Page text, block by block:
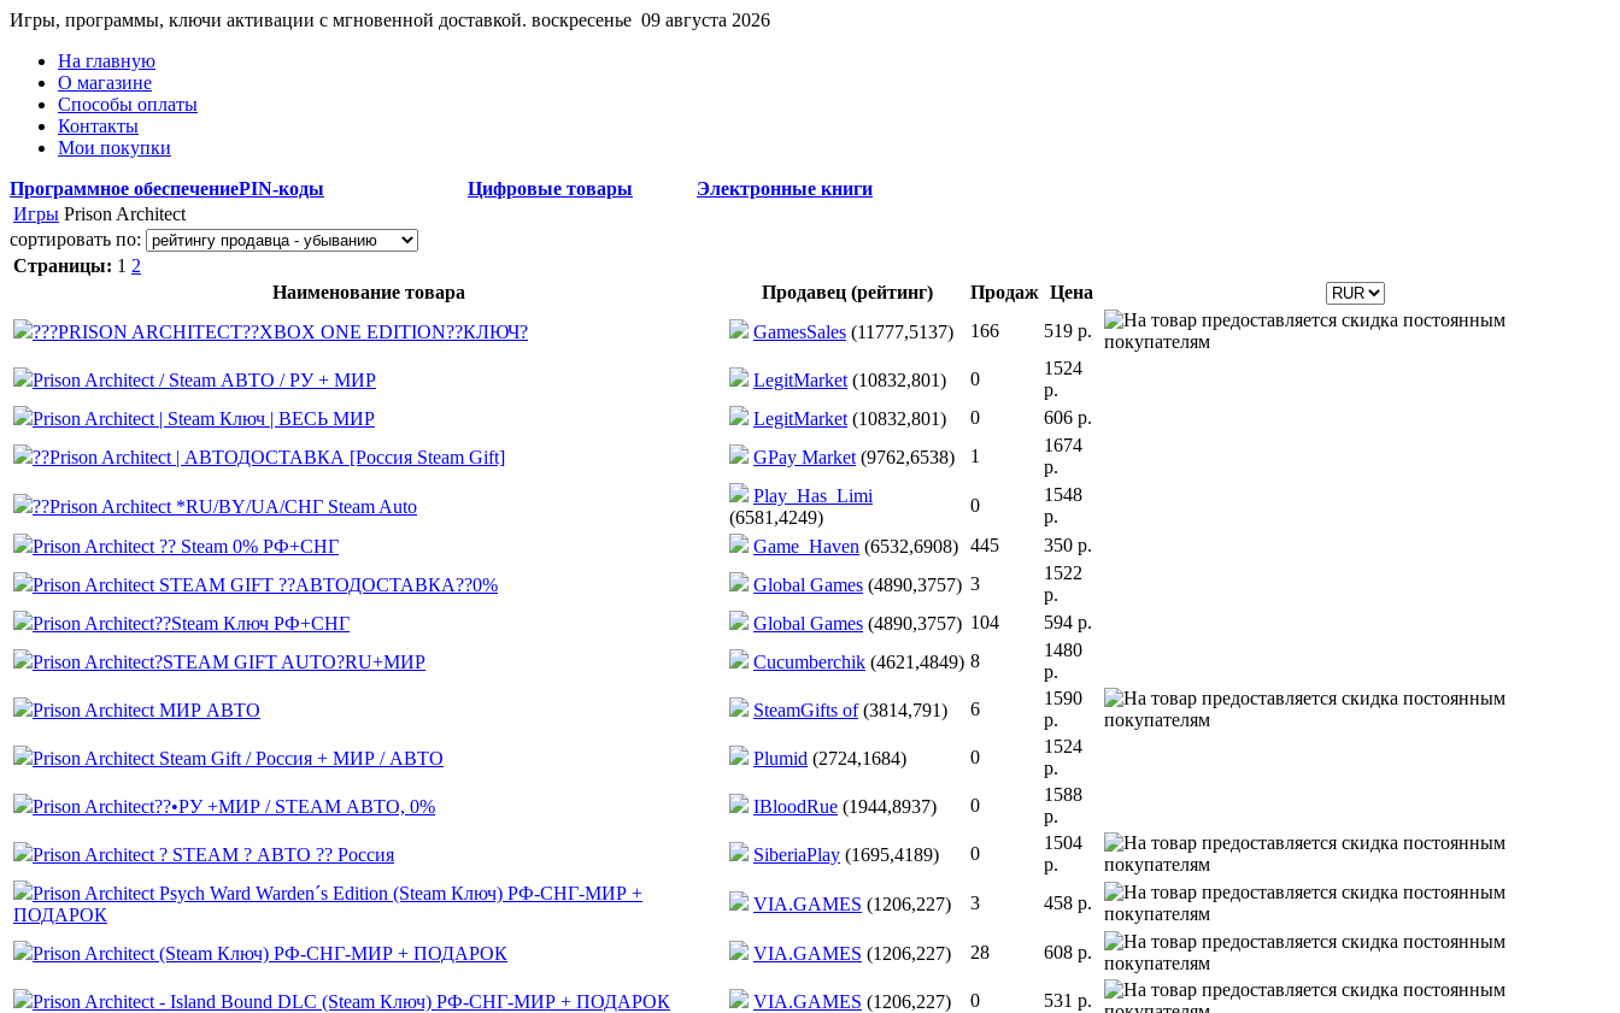
Игры, программы, ключи активации с мгновенной доставкой. воскресенье 09 августа 2026
На главную
О магазине
Способы оплаты
Контакты
Мои покупки
Программное обеспечениеPIN-коды Цифровые товары
Электронные книги
Игры Prison Architect
сортировать по:
Страницы: 1 2
Наименование товара
Продавец (рейтинг) Продаж Цена
???PRISON ARCHITECT??XBOX ONE EDITION??КЛЮЧ?
GamesSales (11777,5137) 166 519 р.
Prison Architect / Steam АВТО / РУ + МИР LegitMarket (10832,801) 0
1524
р.
Prison Architect | Steam Ключ | ВЕСЬ МИР
LegitMarket (10832,801) 0
606 р.
??Prison Architect | АВТОДОСТАВКА [Россия Steam Gift]
GPay Market (9762,6538) 1
1674
р.
??Prison Architect *RU/BY/UA/СНГ Steam Auto
Play_Has_Limi
(6581,4249)
0
1548
р.
Prison Architect ?? Steam 0% РФ+СНГ
Game_Haven (6532,6908) 445
350 р.
Prison Architect STEAM GIFT ??АВТОДОСТАВКА??0%
Global Games (4890,3757) 3
1522
р.
Prison Architect??Steam Ключ РФ+СНГ
Global Games (4890,3757) 104
594 р.
Prison Architect?STEAM GIFT AUTO?RU+МИР
Cucumberchik (4621,4849) 8
1480
р.
Prison Architect МИР АВТО
SteamGifts of (3814,791) 6
1590
р.
Prison Architect Steam Gift / Россия + МИР / АВТО
Plumid (2724,1684) 0
1524
р.
Prison Architect??•РУ +МИР / STEAM АВТО, 0%
IBloodRue (1944,8937) 0
1588
р.
Prison Architect ? STEAM ? АВТО ?? Россия
SiberiaPlay (1695,4189) 0
1504
р.
Prison Architect Psych Ward Warden´s Edition (Steam Ключ) РФ-СНГ-МИР +
ПОДАРОК
VIA.GAMES (1206,227) 3 458 р.
Prison Architect (Steam Ключ) РФ-СНГ-МИР + ПОДАРОК VIA.GAMES (1206,227) 28 608 р.
Prison Architect - Island Bound DLC (Steam Ключ) РФ-СНГ-МИР + ПОДАРОК VIA.GAMES (1206,227) 0 531 р.